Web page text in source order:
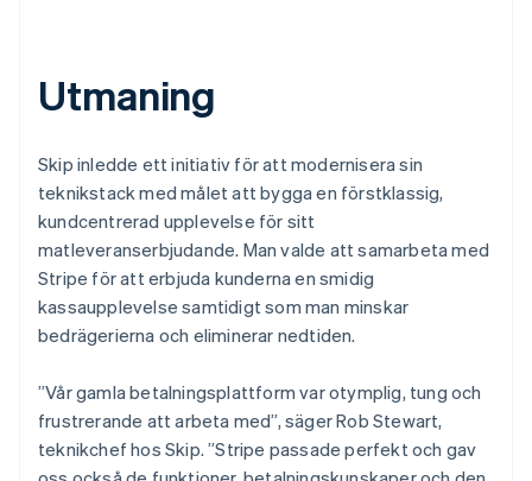
Utmaning
Skip inledde ett initiativ för att modernisera sin
teknikstack med målet att bygga en förstklassig,
kundcentrerad upplevelse för sitt
matleveranserbjudande. Man valde att samarbeta med
Stripe för att erbjuda kunderna en smidig
kassaupplevelse samtidigt som man minskar
bedrägerierna och eliminerar nedtiden.
”Vår gamla betalningsplattform var otymplig, tung och
frustrerande att arbeta med”, säger Rob Stewart,
teknikchef hos Skip. ”Stripe passade perfekt och gav